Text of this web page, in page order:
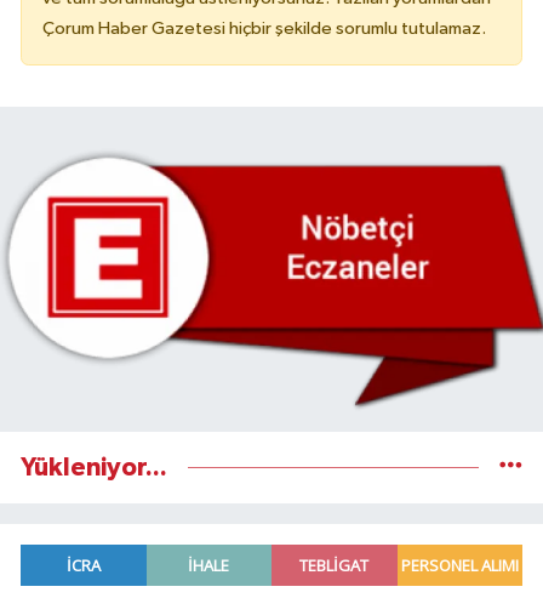
Çorum Haber Gazetesi hiçbir şekilde sorumlu tutulamaz.
Yükleniyor...